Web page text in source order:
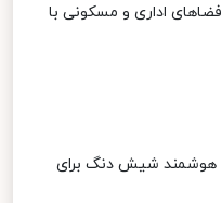
اداری و مسکونی با
هوشمند شیش دنگ برای